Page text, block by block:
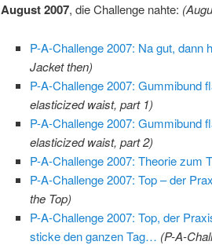
August 2007, die Challenge nahte:
P-A-Challenge 2007: Na gut, dann
Jacket then)
P-A-Challenge 2007: Gummibund
elasticized waist, part 1)
P-A-Challenge 2007: Gummibund
elasticized waist, part 2)
P-A-Challenge 2007: Theorie zum
P-A-Challenge 2007: Top – der
the Top)
P-A-Challenge 2007: Top, der
sticke den ganzen Tag… (P-A-